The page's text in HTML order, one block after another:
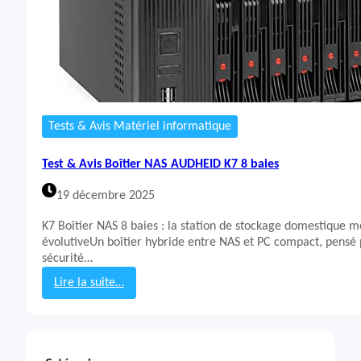
Tests & Avis Matériel informatique
Test & Avis Boîtier NAS AUDHEID K7 8 baies
19 décembre 2025
K7 Boîtier NAS 8 baies : la station de stockage domestique
évolutiveUn boîtier hybride entre NAS et PC compact, pensé
sécurité…
Lire la suite…
: